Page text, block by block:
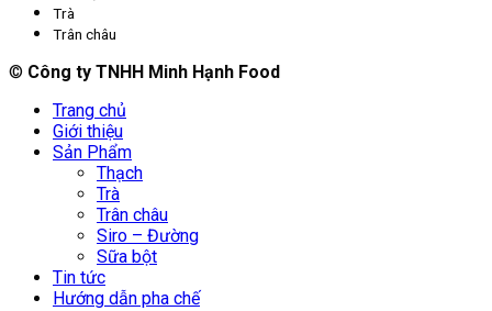
Trà
Trân châu
© Công ty TNHH Minh Hạnh Food
Trang chủ
Giới thiệu
Sản Phẩm
Thạch
Trà
Trân châu
Siro – Đường
Sữa bột
Tin tức
Hướng dẫn pha chế